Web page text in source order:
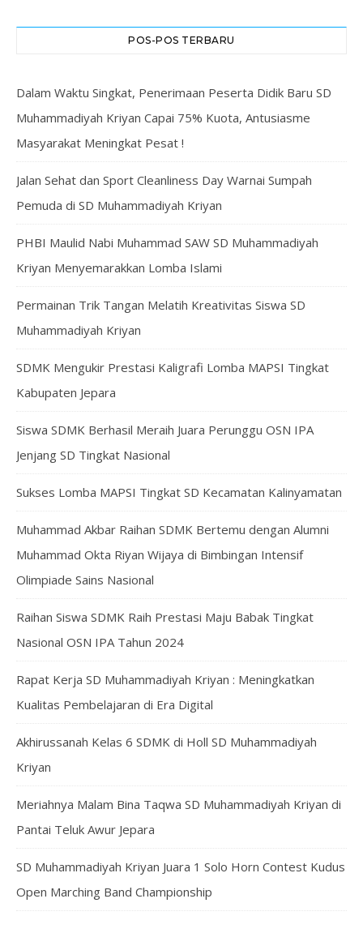
POS-POS TERBARU
Dalam Waktu Singkat, Penerimaan Peserta Didik Baru SD
Muhammadiyah Kriyan Capai 75% Kuota, Antusiasme
Masyarakat Meningkat Pesat !
Jalan Sehat dan Sport Cleanliness Day Warnai Sumpah
Pemuda di SD Muhammadiyah Kriyan
PHBI Maulid Nabi Muhammad SAW SD Muhammadiyah
Kriyan Menyemarakkan Lomba Islami
Permainan Trik Tangan Melatih Kreativitas Siswa SD
Muhammadiyah Kriyan
SDMK Mengukir Prestasi Kaligrafi Lomba MAPSI Tingkat
Kabupaten Jepara
Siswa SDMK Berhasil Meraih Juara Perunggu OSN IPA
Jenjang SD Tingkat Nasional
Sukses Lomba MAPSI Tingkat SD Kecamatan Kalinyamatan
Muhammad Akbar Raihan SDMK Bertemu dengan Alumni
Muhammad Okta Riyan Wijaya di Bimbingan Intensif
Olimpiade Sains Nasional
Raihan Siswa SDMK Raih Prestasi Maju Babak Tingkat
Nasional OSN IPA Tahun 2024
Rapat Kerja SD Muhammadiyah Kriyan : Meningkatkan
Kualitas Pembelajaran di Era Digital
Akhirussanah Kelas 6 SDMK di Holl SD Muhammadiyah
Kriyan
Meriahnya Malam Bina Taqwa SD Muhammadiyah Kriyan di
Pantai Teluk Awur Jepara
SD Muhammadiyah Kriyan Juara 1 Solo Horn Contest Kudus
Open Marching Band Championship